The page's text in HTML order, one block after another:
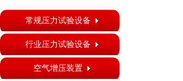
常规压力试验设备
行业压力试验设备
空气增压装置